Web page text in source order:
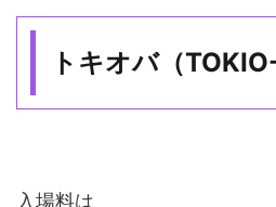
トキオバ（
入場料は